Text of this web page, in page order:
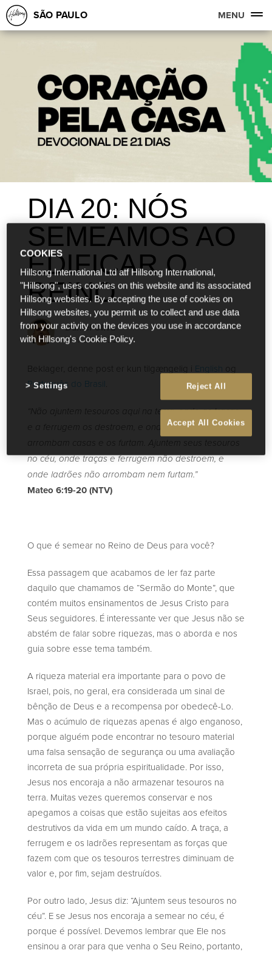
SÃO PAULO MENU
DIA 20: NÓS
SEMEAMOS AO
EDIFICAR O
REINO
Daniel Oliva
Nov 26 2022
Beklager, denne post er kun tilgængelig i English og
Português do Brasil.
“Não ajuntem tesouros aqui na terra, onde as traças
e a ferrugem os destroem, e onde ladrões
arrombam casas e os furtam. Ajuntem seus tesouros
no céu, onde traças e ferrugem não destroem, e
onde ladrões não arrombam nem furtam.”
Mateo 6:19-20 (NTV)
O que é semear no Reino de Deus para você?
Essa passagem que acabamos de ler faz parte
daquilo que chamamos de “Sermão do Monte”, que
contém muitos ensinamentos de Jesus Cristo para
Seus seguidores. É interessante ver que Jesus não se
abstém de falar sobre riquezas, mas o aborda e nos
guia sobre esse tema também.
A riqueza material era importante para o povo de
Israel, pois, no geral, era considerada um sinal de
bênção de Deus e a recompensa por obedecê-Lo.
Mas o acúmulo de riquezas apenas é algo enganoso,
porque alguém pode encontrar no tesouro material
uma falsa sensação de segurança ou uma avaliação
incorreta de sua própria espiritualidade. Por isso,
Jesus nos encoraja a não armazenar tesouros na
terra. Muitas vezes queremos conservar e nos
apegamos a coisas que estão sujeitas aos efeitos
destrutivos da vida em um mundo caído. A traça, a
ferrugem e os ladrões representam as forças que
fazem com que os tesouros terrestres diminuam de
valor e, por fim, sejam destruídos.
Por outro lado, Jesus diz: “Ajuntem seus tesouros no
céu”. E se Jesus nos encoraja a semear no céu, é
porque é possível. Devemos lembrar que Ele nos
ensinou a orar para que venha o Seu Reino, portanto,
COOKIES
Hillsong International Ltd atf Hillsong International,
"Hillsong", uses cookies on this website and its associated
Hillsong websites. By accepting the use of cookies on
Hillsong websites, you permit us to collect and use data
from your activity on the devices you use in accordance
with Hillsong's Cookie Policy.
Reject All
Accept All Cookies
Settings